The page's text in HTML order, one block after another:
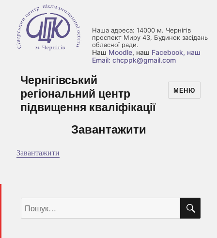
Наша адреса: 14000 м. Чернігів
проспект Миру 43, Будинок засідань
обласної ради.
Наш Moodle, наш Facebook, наш
Email: chcppk@gmail.com
Чернігівський
регіональний центр
підвищення кваліфікації
МЕНЮ
Завантажити
Завантажити
за
запитом: